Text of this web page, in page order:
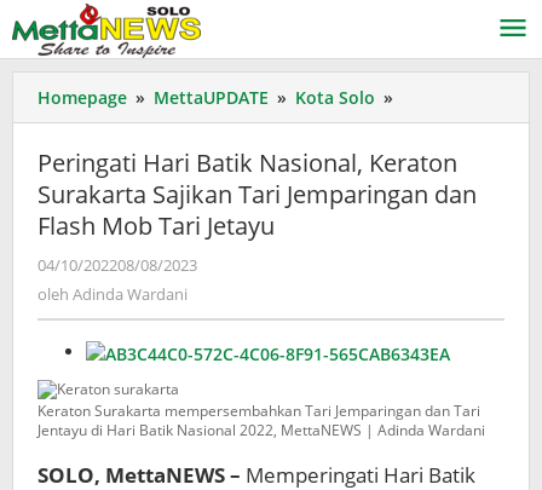
ke
konten
Homepage » MettaUPDATE » Kota Solo »
Hari
Nasional,
Keraton
dan
Flash
Jetayu
Peringati Hari Batik Nasional, Keraton
Surakarta Sajikan Tari Jemparingan dan
Flash Mob Tari Jetayu
04/10/202208/08/2023
oleh Adinda Wardani
Keraton Surakarta mempersembahkan Tari Jemparingan dan Tari
Jentayu di Hari Batik Nasional 2022, MettaNEWS | Adinda Wardani
SOLO, MettaNEWS – Memperingati Hari Batik